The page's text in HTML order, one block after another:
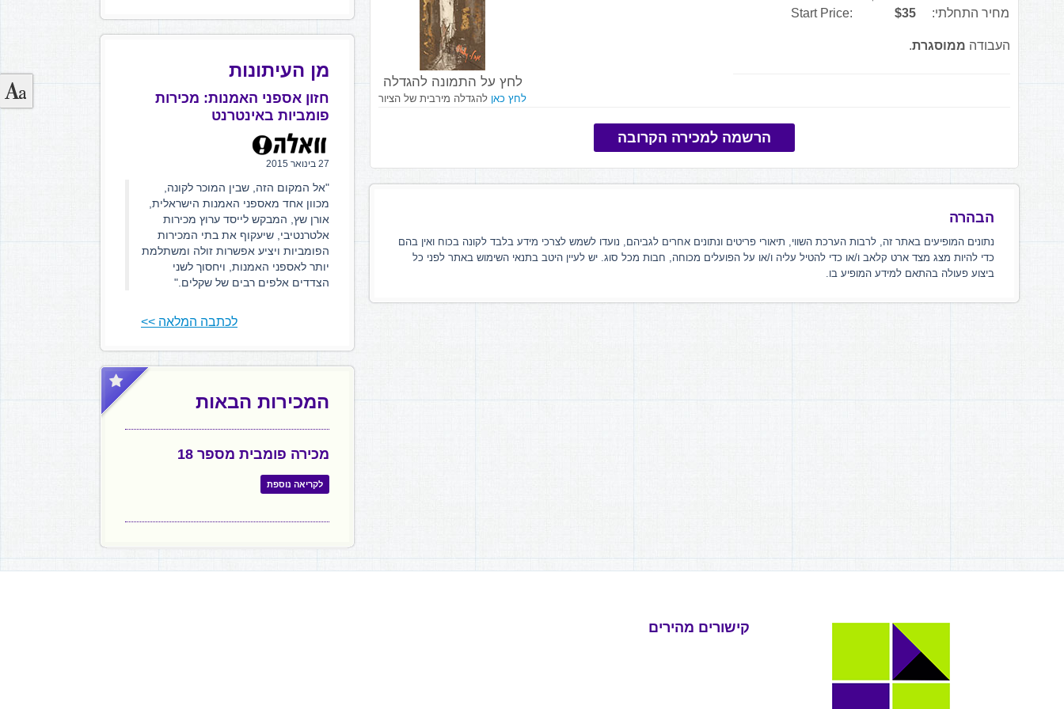
לחץ על התמונה להגדלה
לחץ כאן להגדלה מירבית של הציור
מחיר התחלתי:
$35
Start Price:
העבודה ממוסגרת.
הרשמה למכירה הקרובה
הבהרה
נתונים המופיעים באתר זה, לרבות הערכת השווי, תיאורי פריטים ונתונים אחרים לגביהם, נועדו לשמש לצרכי מידע בלבד לקונה בכוח ואין בהם
כדי להיות מצג מצד ארט קלאב ו/או כדי להטיל עליה ו/או על הפועלים מכוחה, חבות מכל סוג. יש לעיין היטב בתנאי השימוש באתר לפני כל
ביצוע פעולה בהתאם למידע המופיע בו.
מן העיתונות
חזון אספני האמנות: מכירות
פומביות באינטרנט
27 בינואר 2015
"אל המקום הזה, שבין המוכר לקונה,
מכוון אחד מאספני האמנות הישראלית,
אורן שץ, המבקש לייסד ערוץ מכירות
אלטרנטיבי, שיעקוף את בתי המכירות
הפומביות ויציע אפשרות זולה ומשתלמת
יותר לאספני האמנות, ויחסוך לשני
הצדדים אלפים רבים של שקלים."
לכתבה המלאה >>
המכירות הבאות
מכירה פומבית מספר 18
לקריאה נוספת
קישורים מהירים